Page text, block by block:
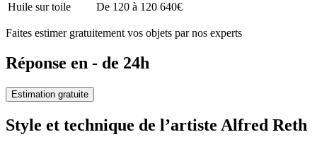
Huile sur toile De 120 à 120 640€
Faites estimer gratuitement vos objets par nos experts
Réponse en - de 24h
Estimation gratuite
Style et technique de l’artiste Alfred Reth